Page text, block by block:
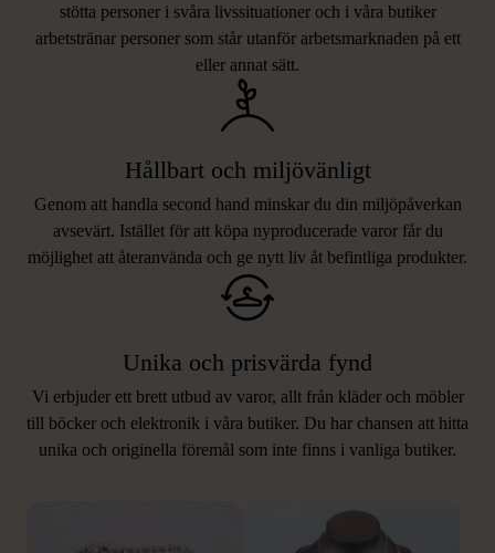
stötta personer i svåra livssituationer och i våra butiker
arbetstränar personer som står utanför arbetsmarknaden på ett
eller annat sätt.
Hållbart och miljövänligt
Genom att handla second hand minskar du din miljöpåverkan
avsevärt. Istället för att köpa nyproducerade varor får du
möjlighet att återanvända och ge nytt liv åt befintliga produkter.
Unika och prisvärda fynd
Vi erbjuder ett brett utbud av varor, allt från kläder och möbler
till böcker och elektronik i våra butiker. Du har chansen att hitta
unika och originella föremål som inte finns i vanliga butiker.
LIKNANDE PRODUKTER
Hitta produkter som påminner om denna